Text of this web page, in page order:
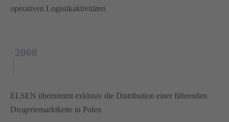
operativen Logistikaktivitäten
2008
ELSEN übernimmt exklusiv die Distribution einer führenden
Drogeriemarktkette in Polen